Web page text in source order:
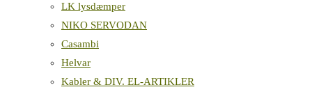
LK lysdæmper
NIKO SERVODAN
Casambi
Helvar
Kabler & DIV. EL-ARTIKLER